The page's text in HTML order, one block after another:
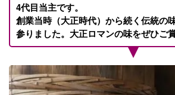
4代目当主です。
創業当時（大正時代）から続く伝統の
参りました。大正ロマンの味をぜひご